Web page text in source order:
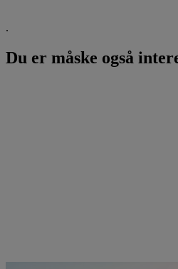
.
Du er måske også